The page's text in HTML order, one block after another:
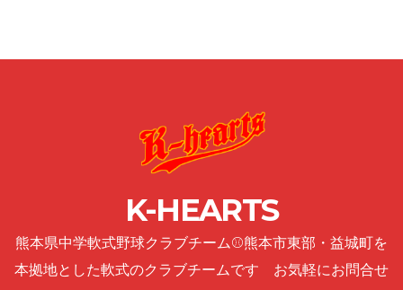
K-HEARTS
熊本県中学軟式野球クラブチーム⚾熊本市東部・益城町を
本拠地とした軟式のクラブチームです お気軽にお問合せ